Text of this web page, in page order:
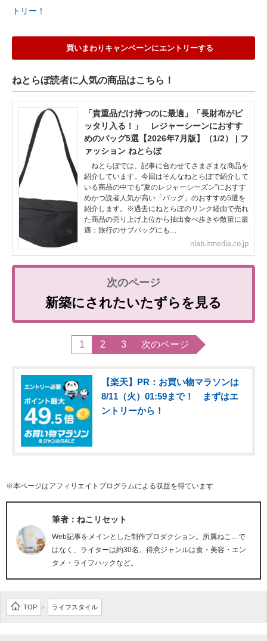
トリー！
買いまわりキャンペーンにエントリーする
ねとらぼ読者に人気の商品はこちら！
「貴重品だけ持つのに最適」「長財布がピ
ッタリ入る！」 レジャーシーンにおすす
めのバッグ5選【2026年7月版】（1/2） | フ
ァッション ねとらぼ
ねとらぼでは、記事に合わせてさまざまな商品を
紹介しています。今回はそんなねとらぼで紹介して
いる商品の中でも“夏のレジャーシーズン”におすす
めかつ読者人気が高い「バッグ」のおすすめ5選を
紹介します。※過去にねとらぼのリンク経由で売れ
た商品の売り上げ上位から抽出食べ歩きや散策に最
適：旅行のサブバッグにも…
nlab.itmedia.co.jp
新築にされたいたずらを見る
1 2 3 次のページ
【楽天】PR：お買い物マラソンは
8/11（火）01:59まで！ まずはエ
ントリーから！
※本ページはアフィリエイトプログラムによる収益を得ています
筆者：ねこリセット
Web記事をメインとした制作プロダクション。所属ねこ…で
はなく、ライターは約30名。得意ジャンルは食・美容・エン
タメ・ライフハックなど。
TOP > ライフスタイル